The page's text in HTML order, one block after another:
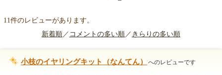
11件のレビューがあります。
新着順／ コメントの多い順／ きらりの多い順
小枝のイヤリングキット（なんてん） へのレビューです